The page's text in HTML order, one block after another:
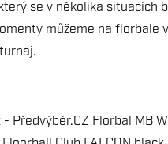
se v několika situacích
můžeme na florbale
Předvýběr.CZ Florbal MB